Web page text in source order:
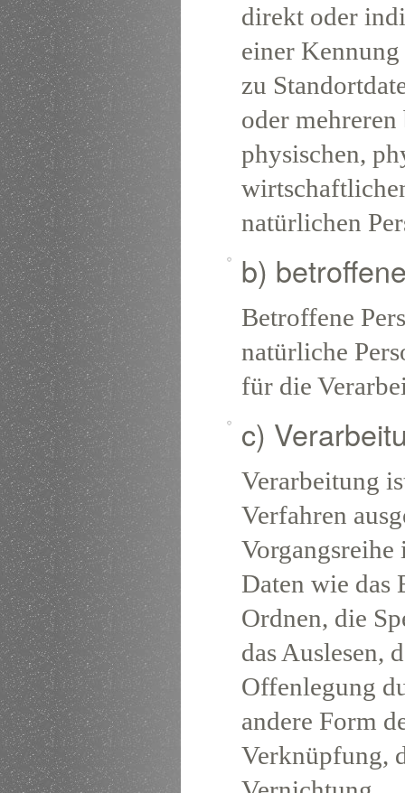
direkt oder
einer
zu
oder
physischen,
natürlichen
b)
Betroffene
natürliche
für die
c)
Verarbeitung
Verfahren
Vorgangsreihe
Daten wie das
Ordnen, die
das Auslesen,
Offenlegung
andere Form
Verknüpfung,